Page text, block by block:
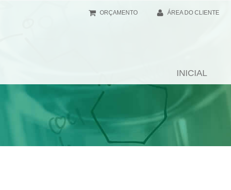
ORÇAMENTO ÁREA DO CLIENTE
INICIAL